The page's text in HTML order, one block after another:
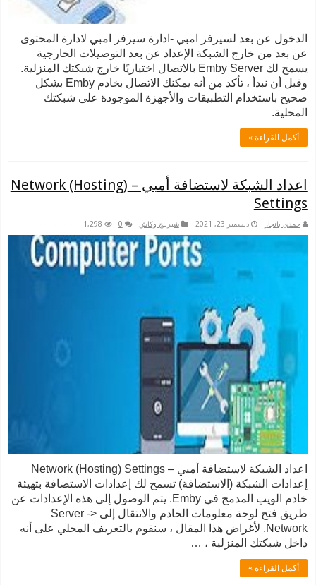
الدخول عن بعد لسيرفر امبي -ادارة سيرفر امبي لادارة المحتوى
عن بعد من خارج الشبكة الإعداد عن بعد التوصيلات الخارجية
يسمح لك Emby Server بالاتصال اختياريًا خارج شبكتك المنزلية.
وقبل أن نبدأ ، تأكد من أنه يمكنك الاتصال بخادم Emby بشكل
صحيح باستخدام التطبيقات والأجهزة الموجودة على شبكتك
المحلية.
أكمل القراءة »
اعداد الشبكة لاستضافة أمبي – Network (Hosting)
Settings
حمدي بانجار ديسمبر 23, 2021 شيرينج وكاش 0
1,298
اعداد الشبكة لاستضافة أمبي – Network (Hosting) Settings
إعدادات الشبكة (الاستضافة) تسمح لك إعدادات الاستضافة بتهيئة
خادم الويب المدمج في Emby. يتم الوصول إلى هذه الإعدادات عن
طريق فتح لوحة معلومات الخادم والانتقال إلى Server ->
Network. لأغراض هذا المقال ، سنقوم بالتعريف المحلي على أنه
داخل شبكتك المنزلية ، …
أكمل القراءة »